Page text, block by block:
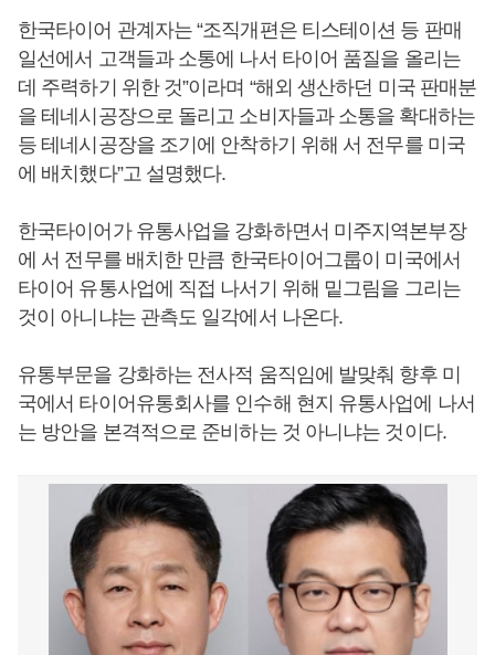
한국타이어 관계자는 “조직개편은 티스테이션 등 판매
일선에서 고객들과 소통에 나서 타이어 품질을 올리는
데 주력하기 위한 것”이라며 “해외 생산하던 미국 판매분
을 테네시공장으로 돌리고 소비자들과 소통을 확대하는
등 테네시공장을 조기에 안착하기 위해 서 전무를 미국
에 배치했다”고 설명했다.
한국타이어가 유통사업을 강화하면서 미주지역본부장
에 서 전무를 배치한 만큼 한국타이어그룹이 미국에서
타이어 유통사업에 직접 나서기 위해 밑그림을 그리는
것이 아니냐는 관측도 일각에서 나온다.
유통부문을 강화하는 전사적 움직임에 발맞춰 향후 미
국에서 타이어유통회사를 인수해 현지 유통사업에 나서
는 방안을 본격적으로 준비하는 것 아니냐는 것이다.